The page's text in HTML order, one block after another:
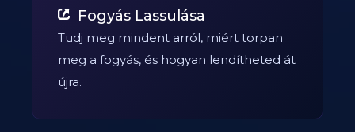
Fogyás Lassulása
Tudj meg mindent arról, miért torpan
meg a fogyás, és hogyan lendítheted át
újra.